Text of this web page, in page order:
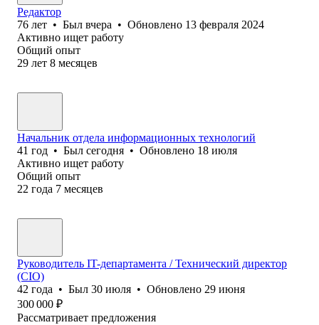
Редактор
76 лет • Был вчера • Обновлено 13 февраля 2024
Активно ищет работу
Общий опыт
29 лет 8 месяцев
Начальник отдела информационных технологий
41 год • Был сегодня • Обновлено 18 июля
Активно ищет работу
Общий опыт
22 года 7 месяцев
Руководитель IT-департамента / Технический директор
(CIO)
42 года • Был 30 июля • Обновлено 29 июня
300 000 ₽
Рассматривает предложения